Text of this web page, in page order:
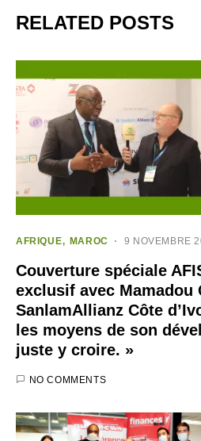
RELATED POSTS
AFRIQUE MAROC 9 NOVEMBRE
Couverture spéciale
exclusif avec Mamadou
SanlamAllianz Côte
les moyens de son
juste y croire. »
NO COMMENTS